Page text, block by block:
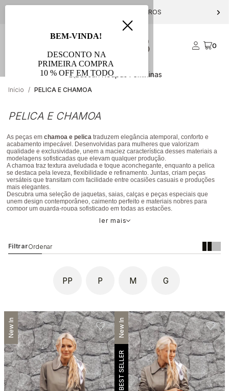
PARCELE EM ATÉ 10X S/ JUROS
0
Início PELICA E CHAMOA
PELICA E CHAMOA
As peças emchamoa e pelica traduzem elegância atemporal, conforto e
acabamento impecável. Desenvolvidas para mulheres que valorizam
qualidade e exclusividade, unem a maciez característica desses materiais a
modelagens sofisticadas que elevam qualquer produção.
A chamoa traz textura aveludada e toque aconchegante, enquanto a pelica
se destaca pela leveza, flexibilidade e refinamento. Juntas, criam peças
versáteis que transitam com facilidade entre ocasiões casuais e produções
mais elegantes.
Descubra uma seleção de jaquetas, saias, calças e peças especiais que
unem design contemporâneo, caimento perfeito e materiais nobres para
compor um guarda-roupa sofisticado em todas as estações.
ler mais
PP P M G
New In New In
BEST SELLER